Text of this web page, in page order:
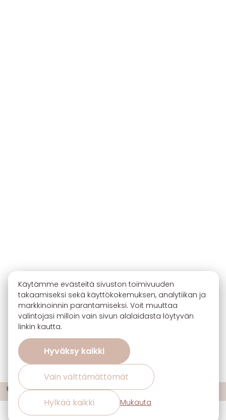
🔖 Ota 3, maksa 2 sisustuskankaiden uutuuksista ja suosikeista!
Käytämme evästeitä sivuston toimivuuden
takaamiseksi sekä käyttökokemuksen, analytiikan ja
markkinoinnin parantamiseksi. Voit muuttaa
valintojasi milloin vain sivun alalaidasta löytyvän
linkin kautta.
Hyväksy kaikki
Vain välttämättömät
Hylkää kaikki Mukauta
Evästeasetukset